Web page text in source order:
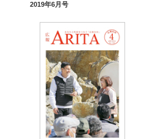
2019年6月号